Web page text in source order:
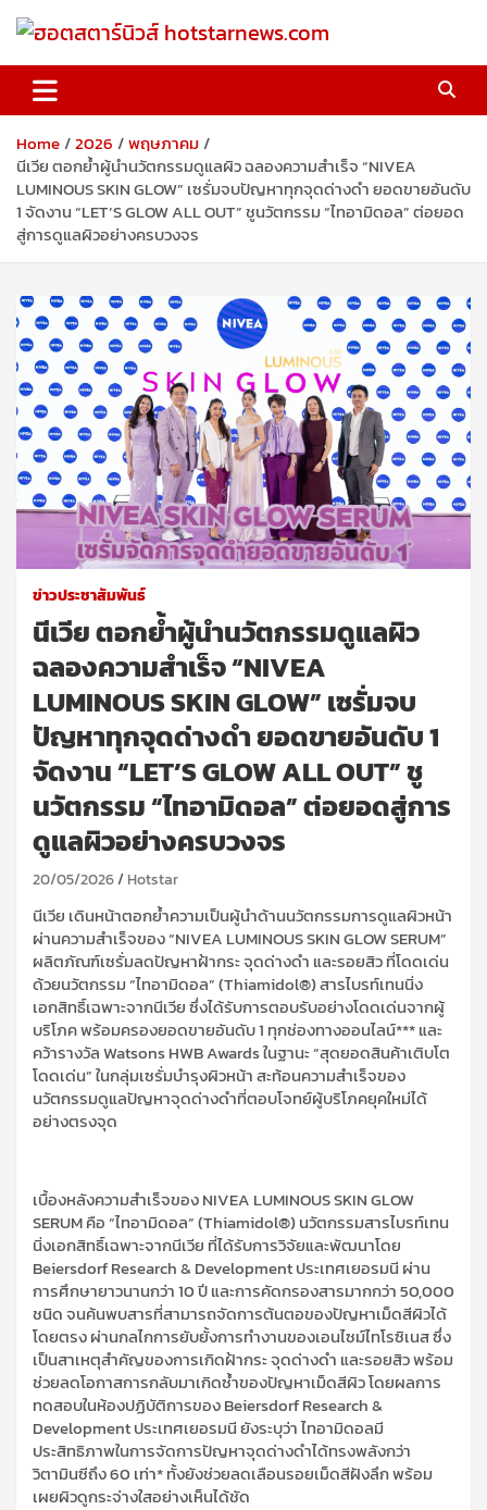
ฮอตสตาร์นิวส์ hotstarnews.com
Home 2026
พฤษภาคม
นีเวีย ตอกย้ำผู้นำนวัตกรรมดูแลผิว ฉลองความสำเร็จ “NIVEA
LUMINOUS SKIN GLOW” เซรั่มจบปัญหาทุกจุดด่างดำ ยอดขายอันดับ
1 จัดงาน “LET’S GLOW ALL OUT” ชูนวัตกรรม “ไทอามิดอล” ต่อยอด
สู่การดูแลผิวอย่างครบวงจร
ข่าวประชาสัมพันธ์
นีเวีย ตอกย้ำผู้นำนวัตกรรมดูแลผิว
ฉลองความสำเร็จ “NIVEA
LUMINOUS SKIN GLOW” เซรั่มจบ
ปัญหาทุกจุดด่างดำ ยอดขายอันดับ 1
จัดงาน “LET’S GLOW ALL OUT” ชู
นวัตกรรม “ไทอามิดอล” ต่อยอดสู่การ
ดูแลผิวอย่างครบวงจร
20/05/2026 Hotstar
นีเวีย เดินหน้าตอกย้ำความเป็นผู้นำด้านนวัตกรรมการดูแลผิวหน้า
ผ่านความสำเร็จของ “NIVEA LUMINOUS SKIN GLOW SERUM”
ผลิตภัณฑ์เซรั่มลดปัญหาฝ้ากระ จุดด่างดำ และรอยสิว ที่โดดเด่น
ด้วยนวัตกรรม “ไทอามิดอล” (Thiamidol®)สารไบรท์เทนนิ่ง
เอกสิทธิ์เฉพาะจากนีเวีย ซึ่งได้รับการตอบรับอย่างโดดเด่นจากผู้
บริโภค พร้อมครองยอดขายอันดับ1 ทุกช่องทางออนไลน์*** และ
คว้ารางวัลWatsons HWB Awardsในฐานะ “สุดยอดสินค้าเติบโต
โดดเด่น” ในกลุ่มเซรั่มบำรุงผิวหน้า สะท้อนความสำเร็จของ
นวัตกรรมดูแลปัญหาจุดด่างดำที่ตอบโจทย์ผู้บริโภคยุคใหม่ได้
อย่างตรงจุด
เบื้องหลังความสำเร็จของNIVEA LUMINOUS SKIN GLOW
SERUMคือ “ไทอามิดอล” (Thiamidol®)นวัตกรรมสารไบรท์เทน
นิ่งเอกสิทธิ์เฉพาะจากนีเวีย ที่ได้รับการวิจัยและพัฒนาโดย
Beiersdorf Research & Developmentประเทศเยอรมนี ผ่าน
การศึกษายาวนานกว่า10ปี และการคัดกรองสารมากกว่า50,000
ชนิด จนค้นพบสารที่สามารถจัดการต้นตอของปัญหาเม็ดสีผิวได้
โดยตรง ผ่านกลไกการยับยั้งการทำงานของเอนไซม์ไทโรซิเนส ซึ่ง
เป็นสาเหตุสำคัญของการเกิดฝ้ากระ จุดด่างดำ และรอยสิว พร้อม
ช่วยลดโอกาสการกลับมาเกิดซ้ำของปัญหาเม็ดสีผิว โดยผลการ
ทดสอบในห้องปฏิบัติการของBeiersdorf Research &
Developmentประเทศเยอรมนี ยังระบุว่า ไทอามิดอลมี
ประสิทธิภาพในการจัดการปัญหาจุดด่างดำได้ทรงพลังกว่า
วิตามินซีถึง60 เท่า* ทั้งยังช่วยลดเลือนรอยเม็ดสีฝังลึก พร้อม
เผยผิวดูกระจ่างใสอย่างเห็นได้ชัด